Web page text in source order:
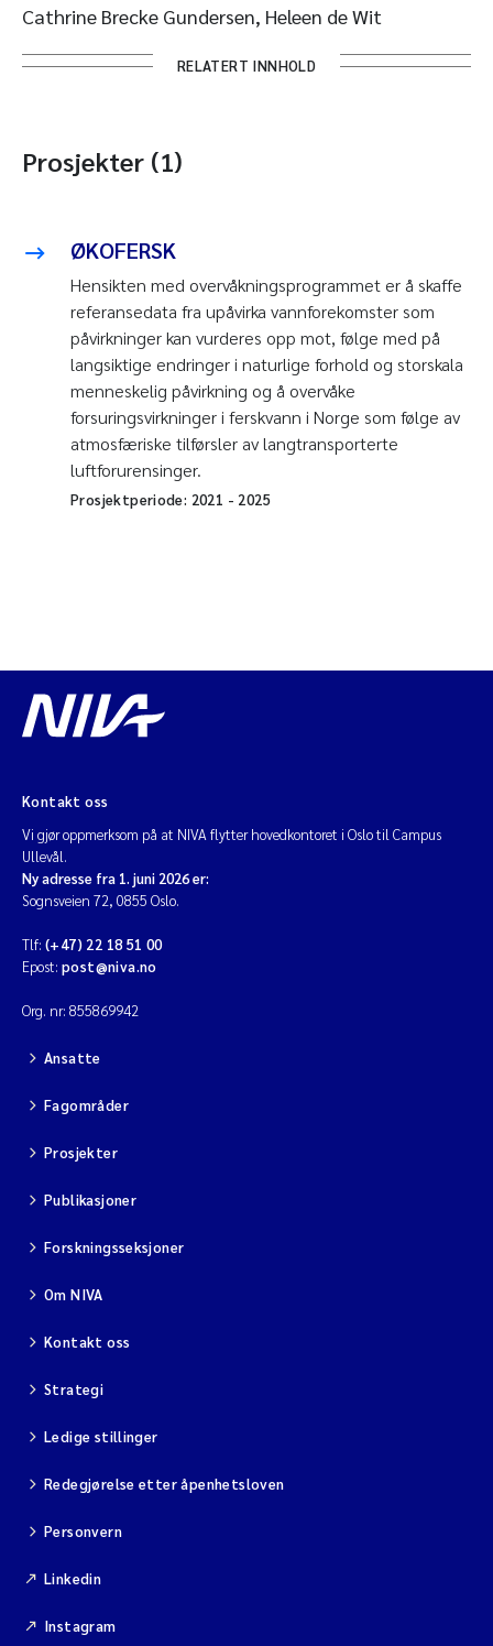
Cathrine Brecke Gundersen, Heleen de Wit
RELATERT INNHOLD
Prosjekter (1)
ØKOFERSK
Hensikten med overvåkningsprogrammet er å skaffe
referansedata fra upåvirka vannforekomster som
påvirkninger kan vurderes opp mot, følge med på
langsiktige endringer i naturlige forhold og storskala
menneskelig påvirkning og å overvåke
forsuringsvirkninger i ferskvann i Norge som følge av
atmosfæriske tilførsler av langtransporterte
luftforurensinger.
Prosjektperiode: 2021 - 2025
Kontakt oss
Vi gjør oppmerksom på at NIVA flytter hovedkontoret i Oslo til Campus
Ullevål.
Ny adresse fra 1. juni 2026 er:
Sognsveien 72, 0855 Oslo.
Tlf: (+47) 22 18 51 00
Epost: post@niva.no
Org. nr: 855869942
Ansatte
Fagområder
Prosjekter
Publikasjoner
Forskningsseksjoner
Om NIVA
Kontakt oss
Strategi
Ledige stillinger
Redegjørelse etter åpenhetsloven
Personvern
Linkedin
Instagram